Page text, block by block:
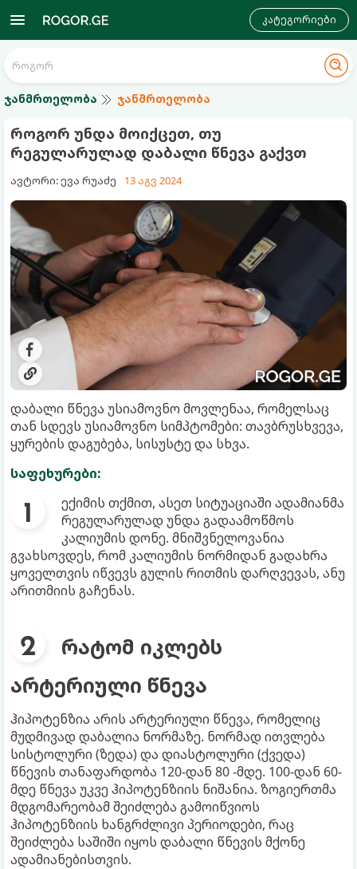
კატეგორიები
ჯანმრთელობა ჯანმრთელობა
როგორ უნდა მოიქცეთ, თუ
რეგულარულად დაბალი წნევა გაქვთ
ავტორი: ევა რუაძე 13 აგვ 2024
დაბალი წნევა უსიამოვნო მოვლენაა, რომელსაც
თან სდევს უსიამოვნო სიმპტომები: თავბრუსხვევა,
ყურების დაგუბება, სისუსტე და სხვა.
საფეხურები:
ექიმის თქმით, ასეთ სიტუაციაში ადამიანმა
რეგულარულად უნდა გადაამოწმოს
კალიუმის დონე. მნიშვნელოვანია
გვახსოვდეს, რომ კალიუმის ნორმიდან გადახრა
ყოველთვის იწვევს გულის რითმის დარღვევას, ანუ
არითმიის გაჩენას.
რატომ იკლებს
არტერიული წნევა
ჰიპოტენზია არის არტერიული წნევა, რომელიც
მუდმივად დაბალია ნორმაზე. ნორმად ითვლება
სისტოლური (ზედა) და დიასტოლური (ქვედა)
წნევის თანაფარდობა 120-დან 80 -მდე. 100-დან 60-
მდე წნევა უკვე ჰიპოტენზიის ნიშანია. ზოგიერთმა
მდგომარეობამ შეიძლება გამოიწვიოს
ჰიპოტენზიის ხანგრძლივი პერიოდები, რაც
შეიძლება საშიში იყოს დაბალი წნევის მქონე
ადამიანებისთვის.